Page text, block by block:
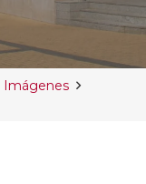
Imágenes